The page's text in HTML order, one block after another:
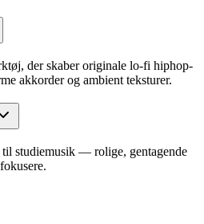
der skaber originale lo-fi hiphop-
akkorder og ambient teksturer.
til studiemusik — rolige, gentagende